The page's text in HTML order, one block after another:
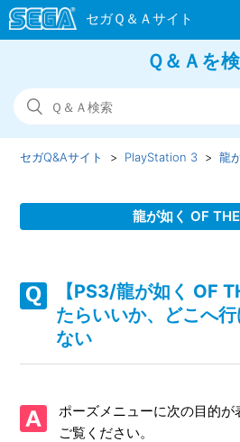
Ｑ＆Ａを
セガQ&Aサイト PlayStation 3 龍
龍が如く OF
は出るが音が出ない/HDMIケーブル
出ない
【PS3/龍が如く OF THE END】何
行けばいいか分からない
【PS3/龍が如く OF THE END】文
はできるのか
【PS3/龍が如く OF
たらいいか、どこへ
ない
ポーズメニューに次の目的が
ご覧ください。